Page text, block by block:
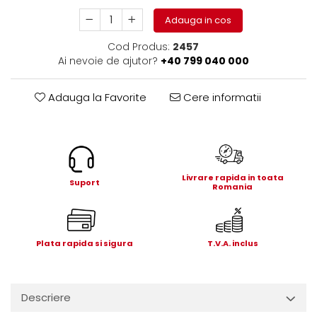
Motoare electrice si pompe
hidraulice
Role, bucse si bolturi
Bolturi, role si bucse
Cilindri si burdufe
Pompe si motoare electrice
Hidraulica
Adauga in cos
Cod Produs: 2457
Ai nevoie de ajutor? +40 799 040 000
Adauga la Favorite Cere informatii
Suport
Livrare rapida in toata
Romania
Plata rapida si sigura T.V.A. inclus
Descriere